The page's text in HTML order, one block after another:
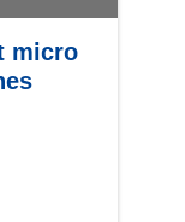
micro